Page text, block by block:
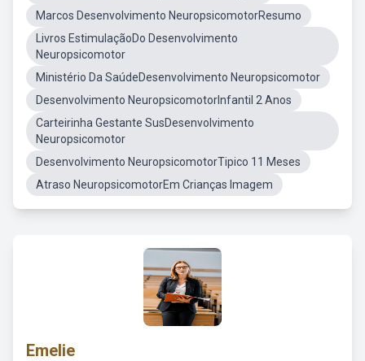
Marcos Desenvolvimento NeuropsicomotorResumo
Livros EstimulaçãoDo Desenvolvimento
Neuropsicomotor
Ministério Da SaúdeDesenvolvimento Neuropsicomotor
Desenvolvimento NeuropsicomotorInfantil 2 Anos
Carteirinha Gestante SusDesenvolvimento
Neuropsicomotor
Desenvolvimento NeuropsicomotorTipico 11 Meses
Atraso NeuropsicomotorEm Crianças Imagem
Emelie